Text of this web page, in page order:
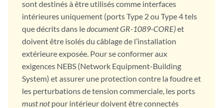
sont destinés à être utilisés comme interfaces
intérieures uniquement (ports Type 2 ou Type 4 tels
que décrits dans ledocument GR-1089-CORE)et
doivent être isolés du câblage de l’installation
extérieure exposée. Pour se conformer aux
exigences NEBS (Network Equipment-Building
System) et assurer une protection contre la foudre et
les perturbations de tension commerciale, les ports
must notpour intérieur doivent être connectés